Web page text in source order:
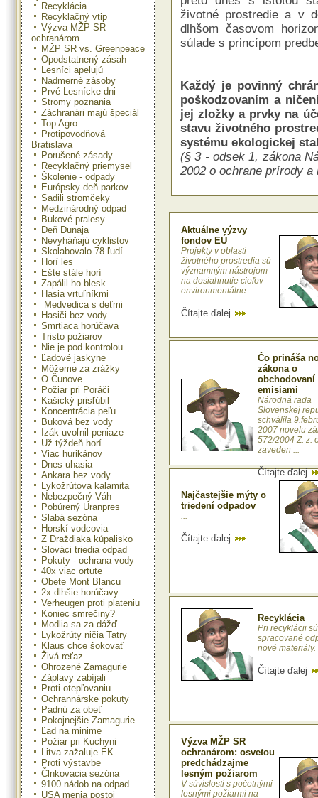
Recyklácia
Recyklačný vtip
Výzva MŽP SR
ochranárom
MŽP SR vs. Greenpeace
Opodstatnený zásah
Lesníci apelujú
Nadmerné zásoby
Prvé Lesnícke dni
Stromy poznania
Záchranári majú špeciál
Top Agro
Protipovodňová
Bratislava
Porušené zásady
Recyklačný priemysel
Školenie - odpady
Európsky deň parkov
Sadili stromčeky
Medzinárodný odpad
Bukové pralesy
Deň Dunaja
Nevyháňajú cyklistov
Skolabovalo 78 ľudí
Horí les
Ešte stále horí
Zapálil ho blesk
Hasia vrtuľníkmi
Medvedica s deťmi
Hasiči bez vody
Smrtiaca horúčava
Tristo požiarov
Nie je pod kontrolou
Ľadové jaskyne
Môžeme za zrážky
O Čunove
Požiar pri Poráči
Kašický prisľúbil
Koncentrácia peľu
Buková bez vody
Izák uvoľnil peniaze
Už týždeň horí
Viac hurikánov
Dnes uhasia
Ankara bez vody
Lykožrútova kalamita
Nebezpečný Váh
Pobúrený Uranpres
Slabá sezóna
Horskí vodcovia
Z Draždiaka kúpalisko
Slováci triedia odpad
Pokuty - ochrana vody
40x viac ortute
Obete Mont Blancu
2x dlhšie horúčavy
Verheugen proti plateniu
Koniec smrečiny?
Modlia sa za dážď
Lykožrúty ničia Tatry
Klaus chce šokovať
Živá reťaz
Ohrozené Zamagurie
Záplavy zabíjali
Proti otepľovaniu
Ochrannárske pokuty
Padnú za obeť
Pokojnejšie Zamagurie
Ľad na minime
Požiar pri Kuchyni
Litva zažaluje EK
Proti výstavbe
Člnkovacia sezóna
9100 nádob na odpad
USA menia postoj
životné prostredie a v
dlhšom časovom
súlade s princípom
Každý je povinný
poškodzovaním a
jej zložky a prvky na
stavu životného
systému ekologickej
(§ 3 - odsek 1, zákona
2002 o ochrane prírody a
Aktuálne výzvy
fondov EÚ
Projekty v oblasti
životného prostredia sú
významným nástrojom
na dosiahnutie cieľov
environmentálne ...
Čítajte ďalej
Čo prináša
zákona o
obchodovaní
emisiami
Národná rada
Slovenskej
schválila
2007 novelu
572/2004 Z. z.
zaveden ...
Čítajte ďalej
Najčastejšie mýty o
triedení odpadov
...
Čítajte ďalej
Recyklácia
Pri recyklácii sú
spracované
nové materiály.
Čítajte ďalej
Výzva MŽP SR
ochranárom: osvetou
predchádzajme
lesným požiarom
V súvislosti s početnými
lesnými požiarmi na